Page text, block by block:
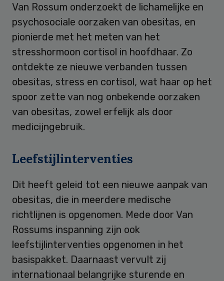
Van Rossum onderzoekt de lichamelijke en
psychosociale oorzaken van obesitas, en
pionierde met het meten van het
stresshormoon cortisol in hoofdhaar. Zo
ontdekte ze nieuwe verbanden tussen
obesitas, stress en cortisol, wat haar op het
spoor zette van nog onbekende oorzaken
van obesitas, zowel erfelijk als door
medicijngebruik.
Leefstijlinterventies
Dit heeft geleid tot een nieuwe aanpak van
obesitas, die in meerdere medische
richtlijnen is opgenomen. Mede door Van
Rossums inspanning zijn ook
leefstijlinterventies opgenomen in het
basispakket. Daarnaast vervult zij
internationaal belangrijke sturende en